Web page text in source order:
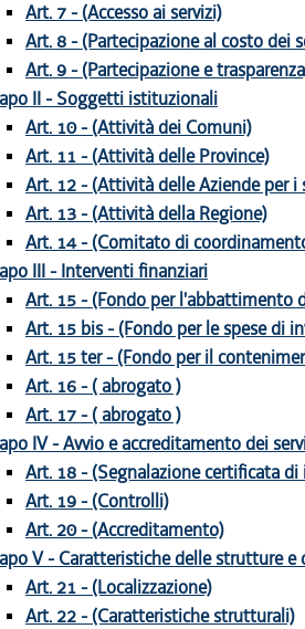
Art. 7 - (Accesso ai servizi)
Art. 8 - (Partecipazione al costo dei
Art. 9 - (Partecipazione e
II - Soggetti istituzionali
Art. 10 - (Attività dei Comuni)
Art. 11 - (Attività delle Province)
Art. 12 - (Attività delle Aziende per i
Art. 13 - (Attività della Regione)
Art. 14 - (Comitato di
III - Interventi finanziari
Art. 15 - (Fondo per l'abbattimento
Art. 15 bis - (Fondo per le spese di
Art. 15 ter - (Fondo per il
Art. 16 - ( abrogato )
Art. 17 - ( abrogato )
IV - Avvio e accreditamento dei
Art. 18 - (Segnalazione certificata
Art. 19 - (Controlli)
Art. 20 - (Accreditamento)
V - Caratteristiche delle strutture e
Art. 21 - (Localizzazione)
Art. 22 - (Caratteristiche strutturali)